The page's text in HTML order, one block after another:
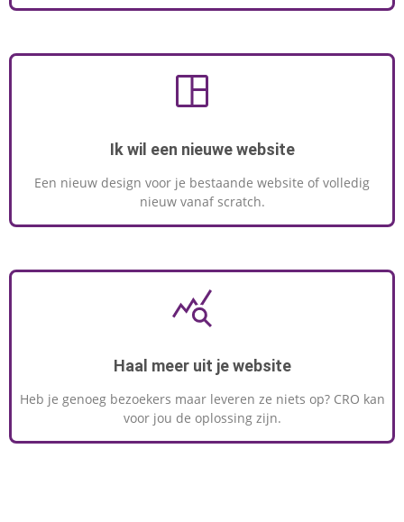
Ik wil een nieuwe website
Een nieuw design voor je bestaande website of volledig
nieuw vanaf scratch.
Haal meer uit je website
Heb je genoeg bezoekers maar leveren ze niets op? CRO kan
voor jou de oplossing zijn.